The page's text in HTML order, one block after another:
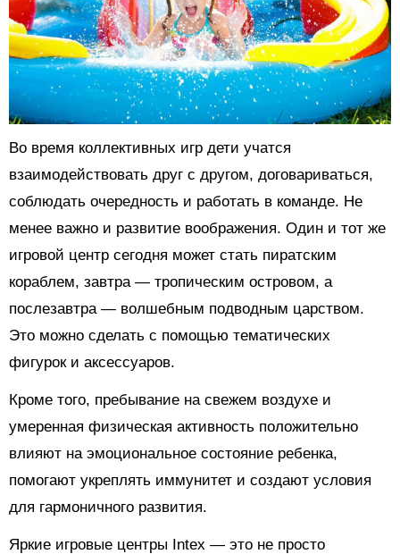
Во время коллективных игр дети учатся
взаимодействовать друг с другом, договариваться,
соблюдать очередность и работать в команде. Не
менее важно и развитие воображения. Один и тот же
игровой центр сегодня может стать пиратским
кораблем, завтра — тропическим островом, а
послезавтра — волшебным подводным царством.
Это можно сделать с помощью тематических
фигурок и аксессуаров.
Кроме того, пребывание на свежем воздухе и
умеренная физическая активность положительно
влияют на эмоциональное состояние ребенка,
помогают укреплять иммунитет и создают условия
для гармоничного развития.
Яркие игровые центры Intex — это не просто